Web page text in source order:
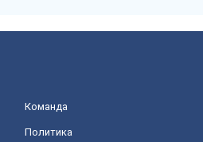
Команда
Политика